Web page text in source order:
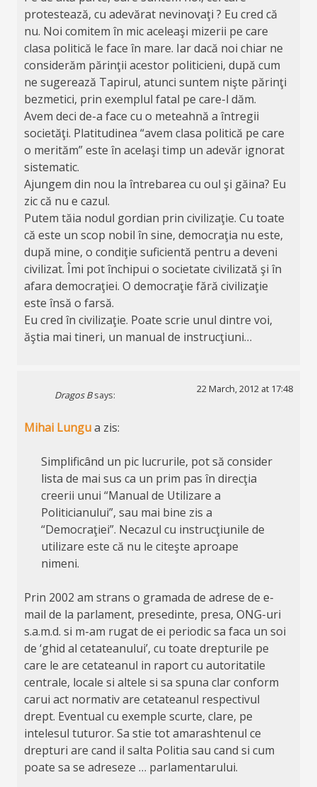
protestează, cu adevărat nevinovaţi ? Eu cred că
nu. Noi comitem în mic aceleaşi mizerii pe care
clasa politică le face în mare. Iar dacă noi chiar ne
considerăm părinţii acestor politicieni, după cum
ne sugerează Tapirul, atunci suntem nişte părinţi
bezmetici, prin exemplul fatal pe care-l dăm.
Avem deci de-a face cu o meteahnă a întregii
societăţi. Platitudinea “avem clasa politică pe care
o merităm” este în acelaşi timp un adevăr ignorat
sistematic.
Ajungem din nou la întrebarea cu oul şi găina? Eu
zic că nu e cazul.
Putem tăia nodul gordian prin civilizaţie. Cu toate
că este un scop nobil în sine, democraţia nu este,
după mine, o condiţie suficientă pentru a deveni
civilizat. Îmi pot închipui o societate civilizată şi în
afara democraţiei. O democraţie fără civilizaţie
este însă o farsă.
Eu cred în civilizaţie. Poate scrie unul dintre voi,
ăştia mai tineri, un manual de instrucţiuni…
Dragos B says:
22 March, 2012 at 17:48
Mihai Lungua zis:
Simplificând un pic lucrurile, pot să consider
lista de mai sus ca un prim pas în direcţia
creerii unui “Manual de Utilizare a
Politicianului”, sau mai bine zis a
“Democraţiei”. Necazul cu instrucţiunile de
utilizare este că nu le citeşte aproape
nimeni.
Prin 2002 am strans o gramada de adrese de e-
mail de la parlament, presedinte, presa, ONG-uri
s.a.m.d. si m-am rugat de ei periodic sa faca un soi
de ‘ghid al cetateanului’, cu toate drepturile pe
care le are cetateanul in raport cu autoritatile
centrale, locale si altele si sa spuna clar conform
carui act normativ are cetateanul respectivul
drept. Eventual cu exemple scurte, clare, pe
intelesul tuturor. Sa stie tot amarashtenul ce
drepturi are cand il salta Politia sau cand si cum
poate sa se adreseze … parlamentarului.